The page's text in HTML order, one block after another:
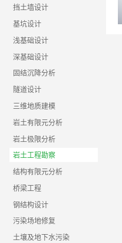
挡土墙设计
基坑设计
浅基础设计
深基础设计
固结沉降分析
隧道设计
三维地质建模
岩土有限元分析
岩土极限分析
岩土工程勘察
结构有限元分析
桥梁工程
钢结构设计
污染场地修复
土壤及地下水污染